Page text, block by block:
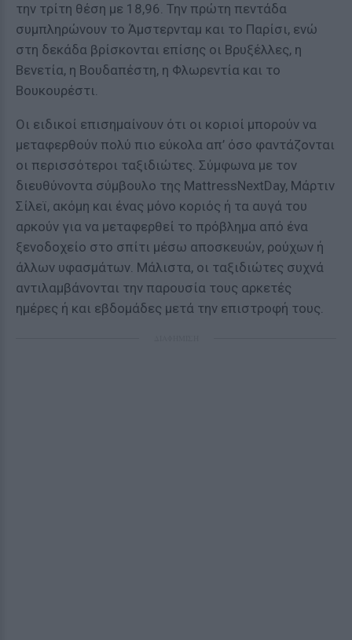
την τρίτη θέση με 18,96. Την πρώτη πεντάδα
συμπληρώνουν το Άμστερνταμ και το Παρίσι, ενώ
στη δεκάδα βρίσκονται επίσης οι Βρυξέλλες, η
Βενετία, η Βουδαπέστη, η Φλωρεντία και το
Βουκουρέστι.
Οι ειδικοί επισημαίνουν ότι οι κοριοί μπορούν να
μεταφερθούν πολύ πιο εύκολα απ’ όσο φαντάζονται
οι περισσότεροι ταξιδιώτες. Σύμφωνα με τον
διευθύνοντα σύμβουλο της MattressNextDay, Μάρτιν
Σίλεϊ, ακόμη και ένας μόνο κοριός ή τα αυγά του
αρκούν για να μεταφερθεί το πρόβλημα από ένα
ξενοδοχείο στο σπίτι μέσω αποσκευών, ρούχων ή
άλλων υφασμάτων. Μάλιστα, οι ταξιδιώτες συχνά
αντιλαμβάνονται την παρουσία τους αρκετές
ημέρες ή και εβδομάδες μετά την επιστροφή τους.